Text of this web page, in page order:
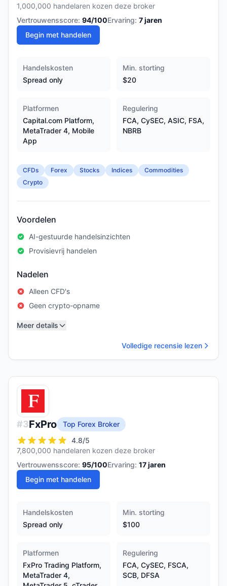
1,000,000 handelaren kozen deze broker
Vertrouwensscore: 94/100Ervaring: 7jaren
Begin met handelen
Handelskosten
Spread only
Min. storting
$20
Platformen
Capital.com Platform,
MetaTrader 4, Mobile
App
Regulering
FCA, CySEC, ASIC, FSA,
NBRB
CFDs Forex Stocks Indices
Commodities
Crypto
Voordelen
AI-gestuurde handelsinzichten
Provisievrij handelen
Nadelen
Alleen CFD's
Geen crypto-opname
Meer details
Volledige recensie lezen
#3FxPro
Top Forex Broker
4.8/5
7,800,000 handelaren kozen deze broker
Vertrouwensscore: 95/100Ervaring: 17jaren
Begin met handelen
Handelskosten
Spread only
Min. storting
$100
Platformen
FxPro Trading Platform,
MetaTrader 4,
Regulering
FCA, CySEC, FSCA,
SCB, DFSA